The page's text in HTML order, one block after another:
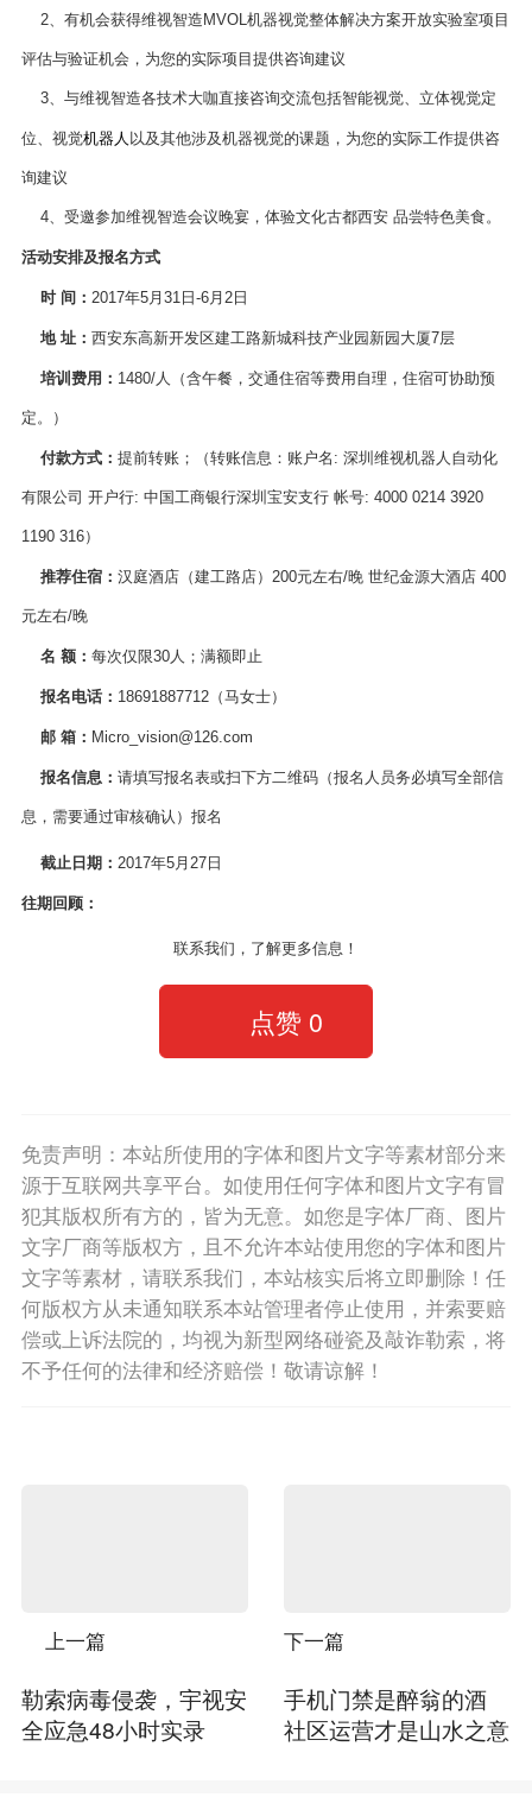
2、有机会获得维视智造MVOL机器视觉整体解决方案开放实验室项目
评估与验证机会，为您的实际项目提供咨询建议
3、与维视智造各技术大咖直接咨询交流包括智能视觉、立体视觉定
位、视觉机器人 以及其他涉及机器视觉的课题，为您的实际工作提供咨
询建议
4、受邀参加维视智造会议晚宴，体验文化古都西安 品尝特色美食。
活动安排及报名方式
时 间： 2017年5月31日-6月2日
地 址： 西安东高新开发区建工路新城科技产业园新园大厦7层
培训费用： 1480/人（含午餐，交通住宿等费用自理，住宿可协助预
定。）
付款方式： 提前转账；（转账信息：账户名: 深圳维视机器人自动化
有限公司 开户行: 中国工商银行深圳宝安支行 帐号: 4000 0214 3920
1190 316）
推荐住宿： 汉庭酒店（建工路店）200元左右/晚 世纪金源大酒店 400
元左右/晚
名 额： 每次仅限30人；满额即止
报名电话： 18691887712（马女士）
邮 箱： Micro_vision@126.com
报名信息： 请填写报名表或扫下方二维码（报名人员务必填写全部信
息，需要通过审核确认）报名
截止日期： 2017年5月27日
往期回顾：
联系我们，了解更多信息！
点赞 0
免责声明：本站所使用的字体和图片文字等素材部分来
源于互联网共享平台。如使用任何字体和图片文字有冒
犯其版权所有方的，皆为无意。如您是字体厂商、图片
文字厂商等版权方，且不允许本站使用您的字体和图片
文字等素材，请联系我们，本站核实后将立即删除！任
何版权方从未通知联系本站管理者停止使用，并索要赔
偿或上诉法院的，均视为新型网络碰瓷及敲诈勒索，将
不予任何的法律和经济赔偿！敬请谅解！
上一篇
勒索病毒侵袭，宇视安
全应急48小时实录
下一篇
手机门禁是醉翁的酒
社区运营才是山水之意